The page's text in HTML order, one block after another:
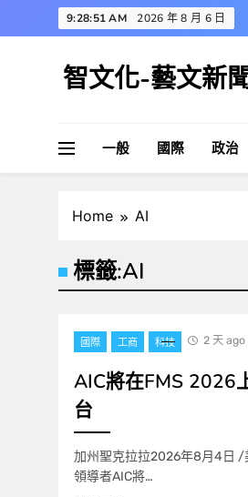
to
9:28:52 AM 2026 年 8 月 6 日
智文化-藝文新
一般 國際 政治
Home AI
標籤:AI
國際 工商 科技 2 天 ago
AIC將在FMS 2026
台
加州聖克拉拉2026年8月4日
領導者AIC將…